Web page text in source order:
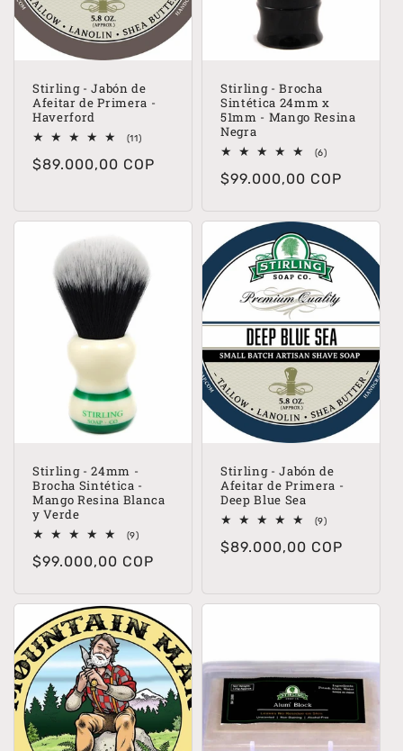
Stirling - Jabón de
Afeitar de Primera -
Haverford
(11)11
totales
Precio
$89.000,00 COP
Stirling - Brocha
Sintética 24mm x
51mm - Mango Resina
Negra
(6)6
totales
Precio
$99.000,00 COP
Stirling - 24mm -
Brocha Sintética -
Mango Resina Blanca
y Verde
(9)9
totales
Precio
$99.000,00 COP
Stirling - Jabón de
Afeitar de Primera -
Deep Blue Sea
(9)9
totales
Precio
$89.000,00 COP